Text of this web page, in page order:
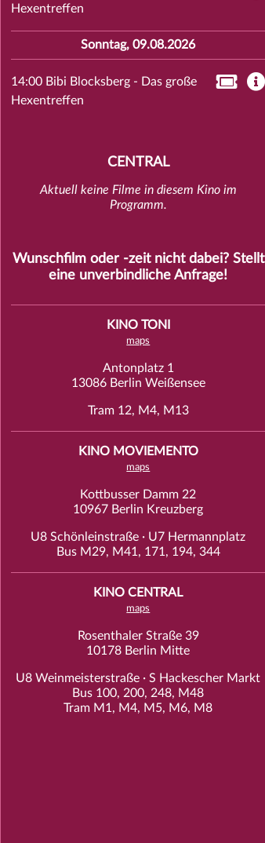
Hexentreffen
Sonntag, 09.08.2026
14:00 Bibi Blocksberg - Das große
Hexentreffen
CENTRAL
Aktuell keine Filme in diesem Kino im
Programm.
Wunschfilm oder -zeit nicht dabei? Stellt
eine unverbindlicheAnfrage!
KINO TONI
maps
Antonplatz 1
13086 Berlin Weißensee
Tram 12, M4, M13
KINO MOVIEMENTO
maps
Kottbusser Damm 22
10967 Berlin Kreuzberg
U8 Schönleinstraße · U7 Hermannplatz
Bus M29, M41, 171, 194, 344
KINO CENTRAL
maps
Rosenthaler Straße 39
10178 Berlin Mitte
U8 Weinmeisterstraße · S Hackescher Markt
Bus 100, 200, 248, M48
Tram M1, M4, M5, M6, M8